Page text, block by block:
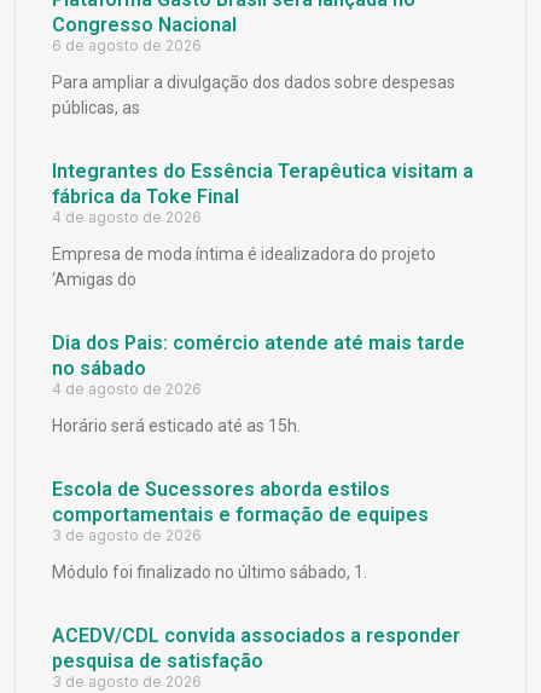
Congresso Nacional
6 de agosto de 2026
Para ampliar a divulgação dos dados sobre despesas
públicas, as
Integrantes do Essência Terapêutica visitam a
fábrica da Toke Final
4 de agosto de 2026
Empresa de moda íntima é idealizadora do projeto
‘Amigas do
Dia dos Pais: comércio atende até mais tarde
no sábado
4 de agosto de 2026
Horário será esticado até as 15h.
Escola de Sucessores aborda estilos
comportamentais e formação de equipes
3 de agosto de 2026
Módulo foi finalizado no último sábado, 1.
ACEDV/CDL convida associados a responder
pesquisa de satisfação
3 de agosto de 2026